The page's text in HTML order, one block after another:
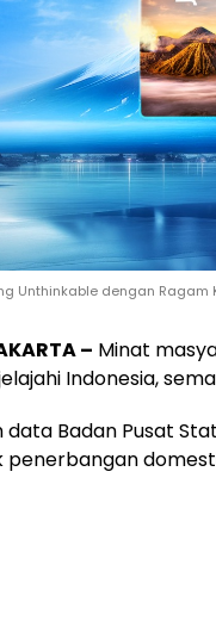
Unthinkable dengan
– Minat
Indonesia,
data Badan Pusat
penerbangan